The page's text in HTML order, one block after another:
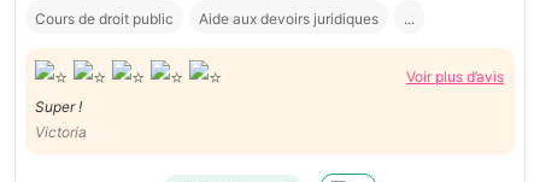
Cours de droit public Aide aux devoirs juridiques ...
Voir plus d’avis
Super !
Victoria